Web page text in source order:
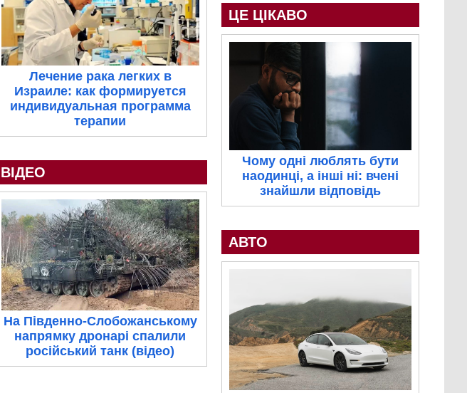
Лечение рака легких в
Израиле: как формируется
индивидуальная программа
терапии
ВІДЕО
На Південно-Слобожанському
напрямку дронарі спалили
російський танк (відео)
ЦЕ ЦІКАВО
Чому одні люблять бути
наодинці, а інші ні: вчені
знайшли відповідь
АВТО